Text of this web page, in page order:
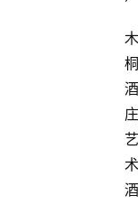
木
桐
酒
庄
艺
术
酒